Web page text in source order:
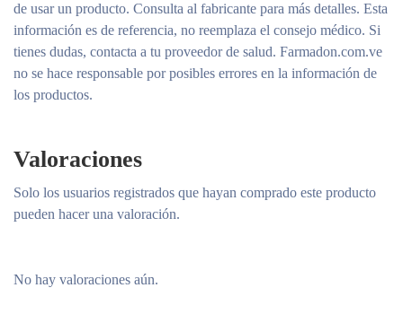
de usar un producto. Consulta al fabricante para más detalles. Esta
información es de referencia, no reemplaza el consejo médico. Si
tienes dudas, contacta a tu proveedor de salud. Farmadon.com.ve
no se hace responsable por posibles errores en la información de
los productos.
Valoraciones
No hay valoraciones aún.
Solo los usuarios registrados que hayan comprado este producto
pueden hacer una valoración.